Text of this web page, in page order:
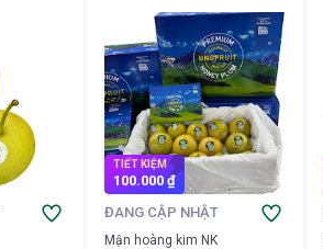
TIẾT KIỆM
100.000 ₫
ĐANG CẬP NHẬT
Mận hoàng kim NK